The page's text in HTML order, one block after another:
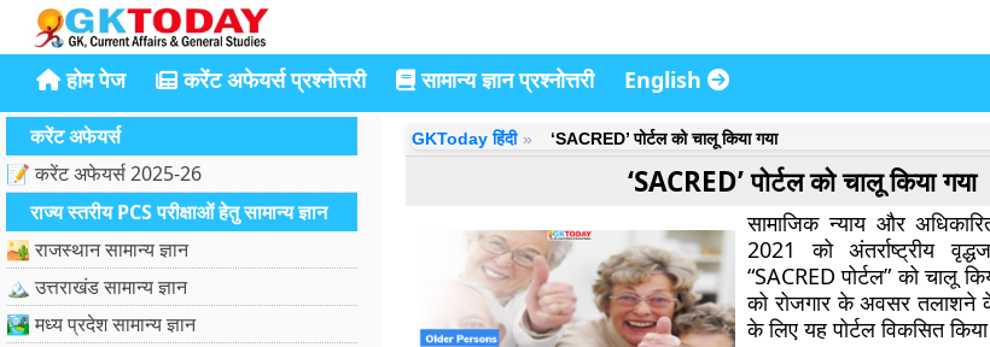
होम पेज करेंट अफेयर्स प्रश्नोत्तरी सामान्य ज्ञान प्रश्नोत्तरी English
करेंट अफेयर्स
📝 करेंट अफेयर्स 2025-26
राज्य स्तरीय PCS परीक्षाओं हेतु सामान्य ज्ञान
🏜️ राजस्थान सामान्य ज्ञान
🏔️ उत्तराखंड सामान्य ज्ञान
🏞️ मध्य प्रदेश सामान्य ज्ञान
GKToday हिंदी ‘SACRED’ पोर्टल को चालू किया गया
‘SACRED’ पोर्टल को चालू किया गया
सामाजिक न्याय और
2021 को अंतर्राष्ट्रीय
“SACRED पोर्टल” को चालू
को रोजगार के अवसर तलाशने
के लिए यह पोर्टल विकसित